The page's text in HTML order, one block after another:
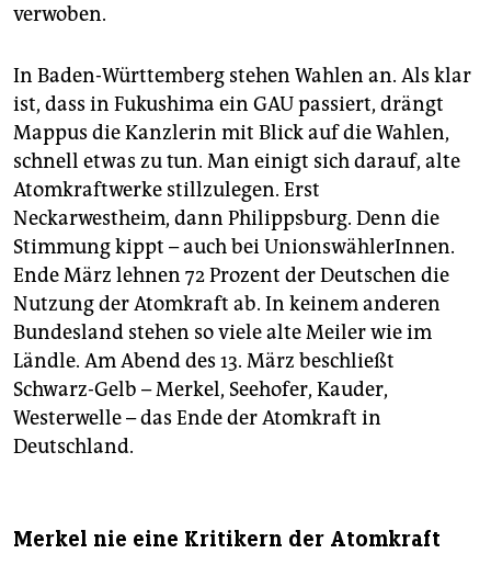
verwoben.
In Baden-Württemberg stehen Wahlen an. Als klar
ist, dass in Fukushima ein GAU passiert, drängt
Mappus die Kanzlerin mit Blick auf die Wahlen,
schnell etwas zu tun. Man einigt sich darauf, alte
Atomkraftwerke stillzulegen. Erst
Neckarwestheim, dann Philippsburg. Denn die
Stimmung kippt – auch bei UnionswählerInnen.
Ende März lehnen 72 Prozent der Deutschen die
Nutzung der Atomkraft ab. In keinem anderen
Bundesland stehen so viele alte Meiler wie im
Ländle. Am Abend des 13. März beschließt
Schwarz-Gelb – Merkel, Seehofer, Kauder,
Westerwelle – das Ende der Atomkraft in
Deutschland.
Merkel nie eine Kritikern der Atomkraft